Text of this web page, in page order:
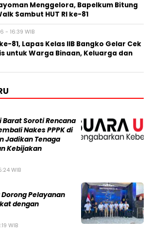
Menggelora, Bapelkum Bitung
Sambut HUT RI ke-81
- 16:39 WIB
81, Lapas Kelas IIB Bangko Gelar Cek
untuk Warga Binaan, Keluarga dan
Barat Soroti Rencana
Nakes PPPK di
Jadikan Tenaga
Kebijakan
WIB
Pelayanan
dengan
WIB